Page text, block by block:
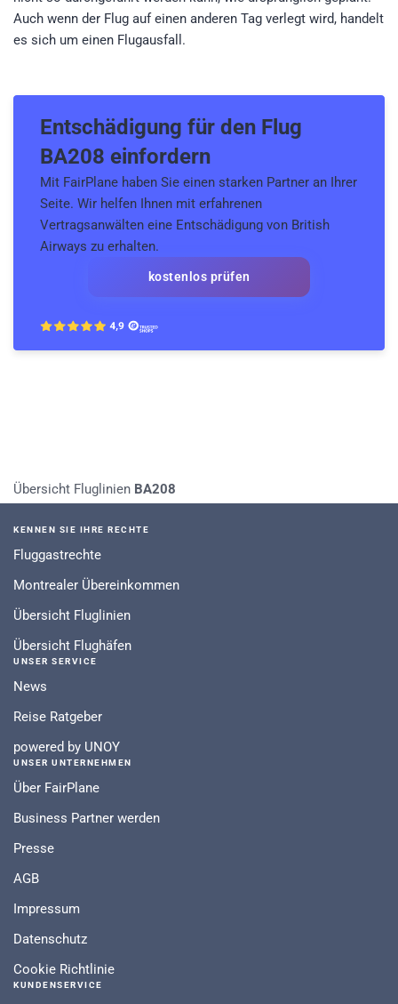
Auch wenn der Flug auf einen anderen Tag verlegt wird, handelt
es sich um einen Flugausfall.
Entschädigung für den Flug
BA208 einfordern
Mit FairPlane haben Sie einen starken Partner an Ihrer
Seite. Wir helfen Ihnen mit erfahrenen
Vertragsanwälten eine Entschädigung von British
Airways zu erhalten.
kostenlos prüfen
Übersicht Fluglinien BA208
KENNEN SIE IHRE RECHTE
Fluggastrechte
Montrealer Übereinkommen
Übersicht Fluglinien
Übersicht Flughäfen
UNSER SERVICE
News
Reise Ratgeber
powered by UNOY
UNSER UNTERNEHMEN
Über FairPlane
Business Partner werden
Presse
AGB
Impressum
Datenschutz
Cookie Richtlinie
KUNDENSERVICE